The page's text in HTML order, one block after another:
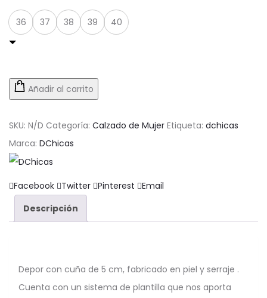
36 37 38 39 40
Añadir al carrito
SKU: N/D Categoría: Calzado de Mujer Etiqueta: dchicas
Marca: DChicas
Compartir
Facebook Twitter Pinterest
Email
Descripción
Depor con cuña de 5 cm, fabricado en piel y serraje .
Cuenta con un sistema de plantilla que nos aporta